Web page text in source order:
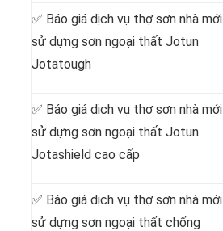
✅ Báo giá dịch vụ thợ sơn nhà mới
sử dựng sơn ngoại thất Jotun
Jotatough
✅ Báo giá dịch vụ thợ sơn nhà mới
sử dựng sơn ngoại thất Jotun
Jotashield cao cấp
✅ Báo giá dịch vụ thợ sơn nhà mới
sử dựng sơn ngoại thất chống